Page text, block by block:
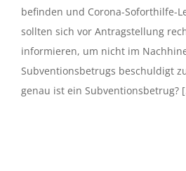
befinden und Corona-Soforthilfe-
sollten sich vor Antragstellung
informieren, um nicht im
Subventionsbetrugs beschuldigt
genau ist ein Subventionsbetrug?